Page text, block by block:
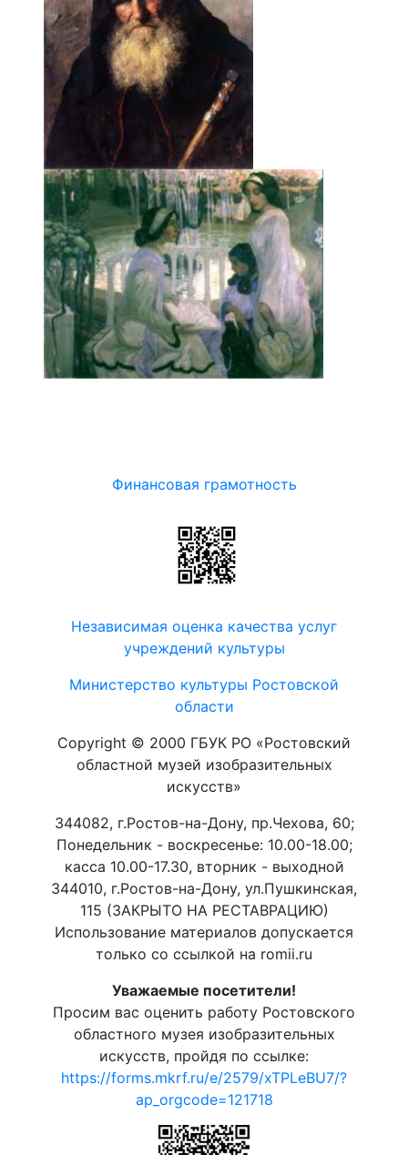
Финансовая грамотность
Независимая оценка качества услуг
учреждений культуры
Министерство культуры Ростовской
области
Copyright © 2000 ГБУК РО «Ростовский
областной музей изобразительных
искусств»
344082, г.Ростов-на-Дону, пр.Чехова, 60;
Понедельник - воскресенье: 10.00-18.00;
касса 10.00-17.30, вторник - выходной
344010, г.Ростов-на-Дону, ул.Пушкинская,
115 (ЗАКРЫТО НА РЕСТАВРАЦИЮ)
Использование материалов допускается
только со ссылкой на romii.ru
Уважаемые посетители!
Просим вас оценить работу Ростовского
областного музея изобразительных
искусств, пройдя по ссылке:
https://forms.mkrf.ru/e/2579/xTPLeBU7/?
ap_orgcode=121718